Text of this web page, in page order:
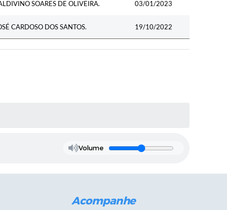
SOARES DE OLIVEIRA. 03/01/2023
CARDOSO DOS SANTOS. 19/10/2022
Volume
Acompanhe